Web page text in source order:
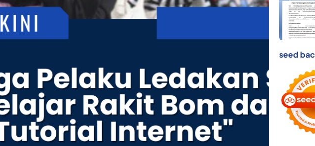
seed